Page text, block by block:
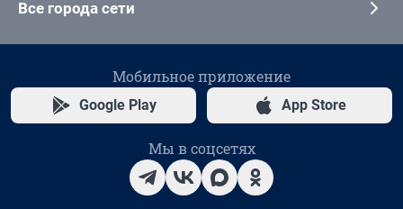
Все города сети
Мобильное приложение
Google Play App Store
Мы в соцсетях